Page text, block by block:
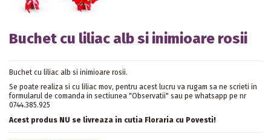
Buchet cu liliac alb si inimioare rosii
Buchet cu liliac alb si inimioare rosii.
Se poate realiza si cu liliac mov, pentru acest lucru va rugam sa ne scrieti in
formularul de comanda in sectiunea "Observatii" sau pe whatsapp pe nr
0744.385.925
Acest produs NU se livreaza in cutia Floraria cu Povesti!